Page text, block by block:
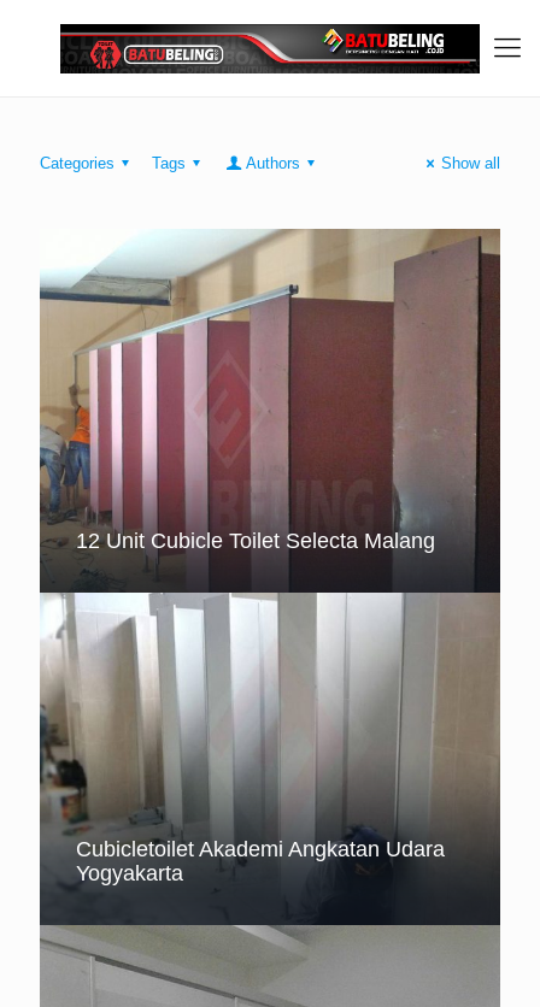
Categories Tags Authors Show all
12 Unit Cubicle Toilet Selecta Malang
Cubicletoilet Akademi Angkatan Udara
Yogyakarta